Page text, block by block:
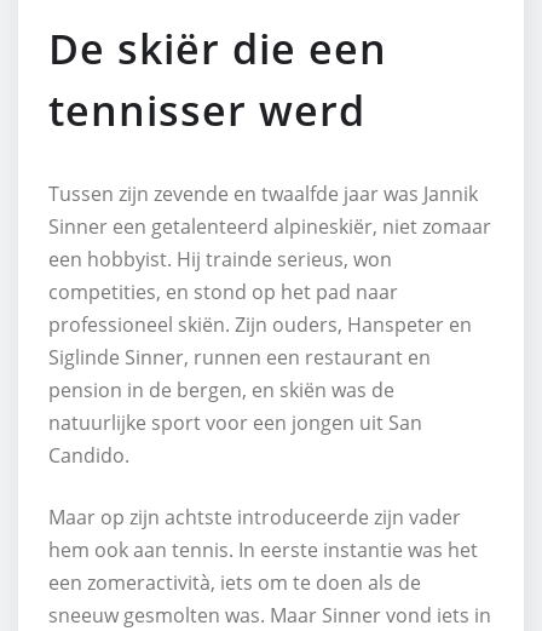
De skiër die een
tennisser werd
Tussen zijn zevende en twaalfde jaar was Jannik
Sinner een getalenteerd alpineskiër, niet zomaar
een hobbyist. Hij trainde serieus, won
competities, en stond op het pad naar
professioneel skiën. Zijn ouders, Hanspeter en
Siglinde Sinner, runnen een restaurant en
pension in de bergen, en skiën was de
natuurlijke sport voor een jongen uit San
Candido.
Maar op zijn achtste introduceerde zijn vader
hem ook aan tennis. In eerste instantie was het
een zomeractività, iets om te doen als de
sneeuw gesmolten was. Maar Sinner vond iets in